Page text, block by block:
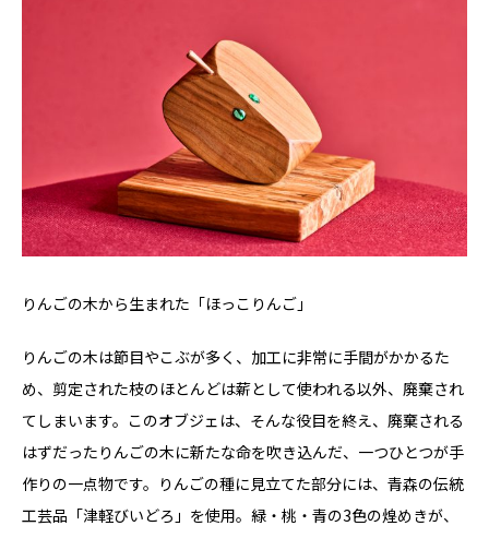
りんごの木から生まれた「ほっこりんご」
りんごの木は節目やこぶが多く、加工に非常に手間がかかるた
め、剪定された枝のほとんどは薪として使われる以外、廃棄され
てしまいます。このオブジェは、そんな役目を終え、廃棄される
はずだったりんごの木に新たな命を吹き込んだ、一つひとつが手
作りの一点物です。りんごの種に見立てた部分には、青森の伝統
工芸品「津軽びいどろ」を使用。緑・桃・青の3色の煌めきが、